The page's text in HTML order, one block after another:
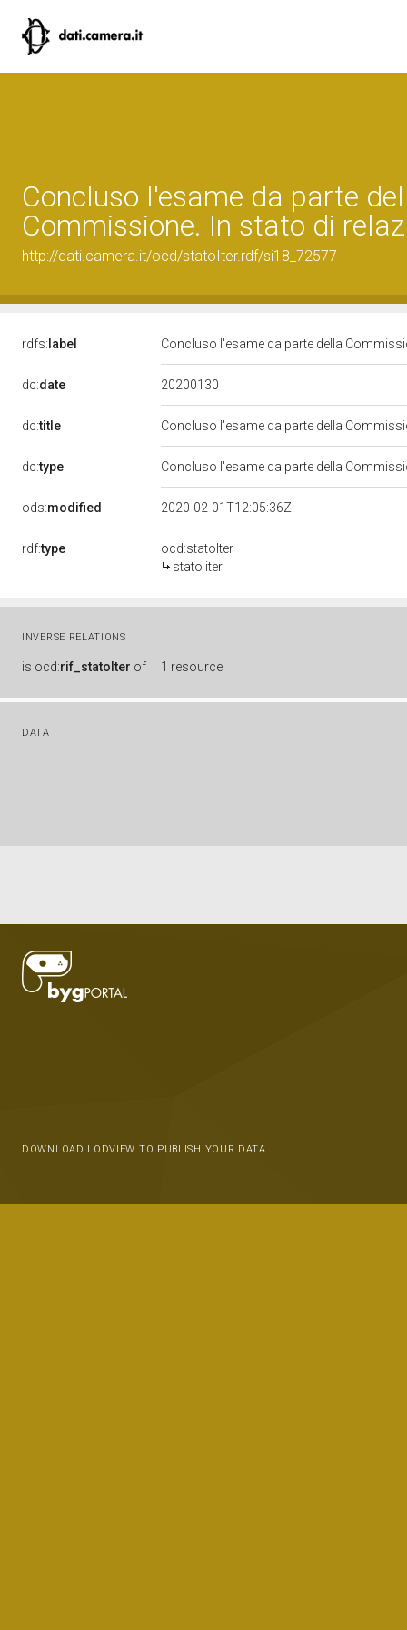
Concluso l'esame da parte
Commissione. In stato di
http://dati.camera.it/ocd/statoIter.rdf/si18_72577
rdfs: label Concluso l'esame da parte della
dc:date 20200130
dc:title Concluso l'esame da parte della
dc:type Concluso l'esame da parte della
ods:modified 2020-02-01T12:05:36Z
rdf:type
ocd:statoIter
stato iter
INVERSE RELATIONS
is ocd:rif_statoIter of 1 resource
DATA
DOWNLOAD LODVIEW TO PUBLISH YOUR DATA